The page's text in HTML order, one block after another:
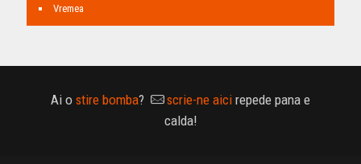
Vremea
Ai o stire bomba? scrie-ne aici repede pana e
calda!